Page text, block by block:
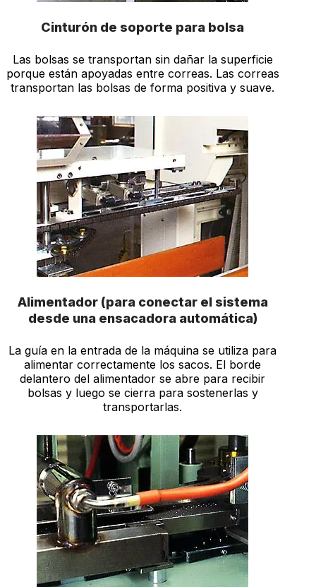
Cinturón de soporte para bolsa
Las bolsas se transportan sin dañar la superficie
porque están apoyadas entre correas. Las correas
transportan las bolsas de forma positiva y suave.
Alimentador (para conectar el sistema
desde una ensacadora automática)
La guía en la entrada de la máquina se utiliza para
alimentar correctamente los sacos. El borde
delantero del alimentador se abre para recibir
bolsas y luego se cierra para sostenerlas y
transportarlas.